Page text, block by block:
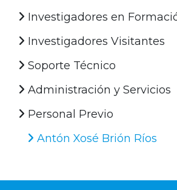
Investigadores en
Investigadores Visitantes
Soporte Técnico
Administración y Servicios
Personal Previo
Antón Xosé Brión Ríos